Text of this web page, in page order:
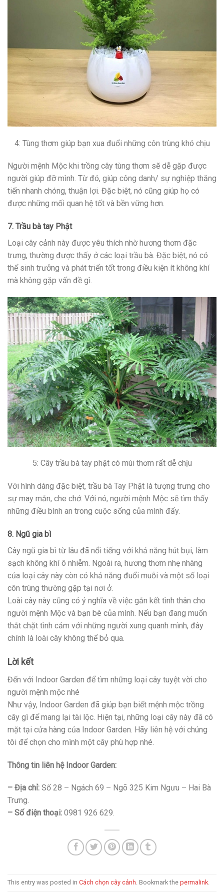
4: Tùng thơm giúp bạn xua đuổi những côn trùng khó chịu
Người mệnh Mộc khi trồng cây tùng thơm sẽ dễ gặp được
người giúp đỡ mình. Từ đó, giúp công danh/ sự nghiệp thăng
tiến nhanh chóng, thuận lợi. Đặc biệt, nó cũng giúp họ có
được những mối quan hệ tốt và bền vững hơn.
7. Trầu bà tay Phật
Loại cây cảnh này được yêu thích nhờ hương thơm đặc
trưng, thường được thấy ở các loại trầu bà. Đặc biệt, nó có
thể sinh trưởng và phát triển tốt trong điều kiện ít không khí
mà không gặp vấn đề gì.
5: Cây trầu bà tay phật có mùi thơm rất dễ chịu
Với hình dáng đặc biệt, trầu bà Tay Phật là tượng trưng cho
sự may mắn, che chở. Với nó, người mệnh Mộc sẽ tìm thấy
những điều bình an trong cuộc sống của mình đấy.
8. Ngũ gia bì
Cây ngũ gia bì từ lâu đã nổi tiếng với khả năng hút bụi, làm
sạch không khí ô nhiễm. Ngoài ra, hương thơm nhẹ nhàng
của loại cây này còn có khả năng đuổi muỗi và một số loại
côn trùng thường gặp tại nơi ở.
Loài cây này cũng có ý nghĩa về việc gắn kết tình thân cho
người mệnh Mộc và bạn bè của mình. Nếu bạn đang muốn
thắt chặt tình cảm với những người xung quanh mình, đây
chính là loài cây không thể bỏ qua.
Lời kết
Đến với Indoor Garden để tìm những loại cây tuyệt vời cho
người mệnh mộc nhé
Như vậy, Indoor Garden đã giúp bạn biết mệnh mộc trồng
cây gì để mang lại tài lộc. Hiện tại, những loại cây này đã có
mặt tại cửa hàng của Indoor Garden. Hãy liên hệ với chúng
tôi để chọn cho mình một cây phù hợp nhé.
Thông tin liên hệ Indoor Garden:
– Địa chỉ: Số 28 – Ngách 69 – Ngõ 325 Kim Ngưu – Hai Bà
Trưng.
– Số điện thoại: 0981 926 629.
This entry was posted in Cách chọn cây cảnh. Bookmark the permalink.